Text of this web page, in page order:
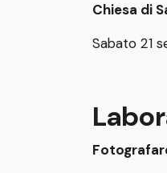
Chiesa di
Sabato 21